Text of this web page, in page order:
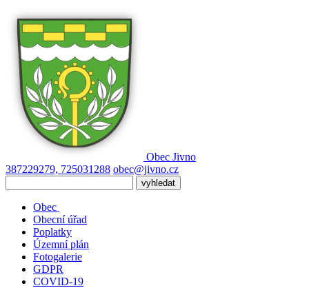
Obec Jivno
387229279, 725031288 obec@jivno.cz
Obec
Obecní úřad
Poplatky
Územní plán
Fotogalerie
GDPR
COVID-19